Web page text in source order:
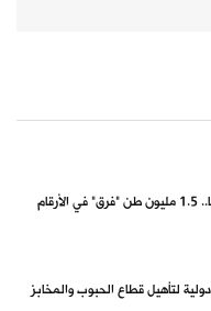
القمح والاكتفاء الذاتي في سوريا.. 1.5 مليون طن "فرق" في الأرقام
لتأهيل قطاع الحبوب والمخابز